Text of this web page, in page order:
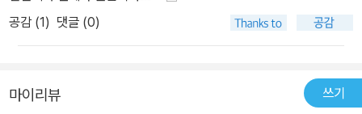
공감 (1) 댓글 (0)
마이리뷰 쓰기